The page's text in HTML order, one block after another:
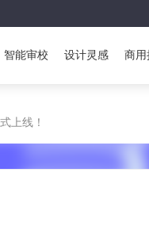
智能审校 设计灵感 商用
上线！